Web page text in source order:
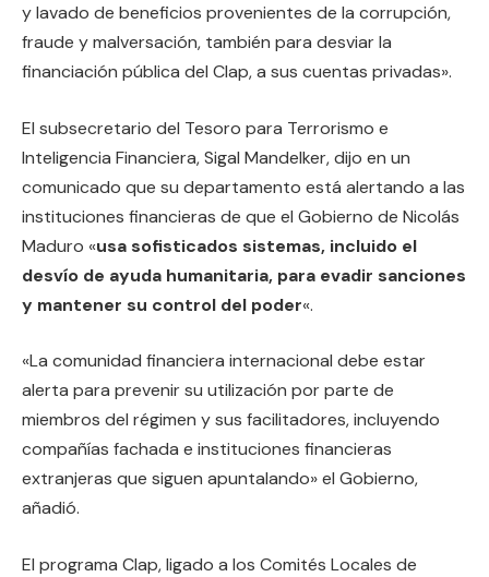
y lavado de beneficios provenientes de la corrupción,
fraude y malversación, también para desviar la
financiación pública del Clap, a sus cuentas privadas».
El subsecretario del Tesoro para Terrorismo e
Inteligencia Financiera, Sigal Mandelker, dijo en un
comunicado que su departamento está alertando a las
instituciones financieras de que el Gobierno de Nicolás
Maduro «usa sofisticados sistemas, incluido el
desvío de ayuda humanitaria, para evadir sanciones
y mantener su control del poder«.
«La comunidad financiera internacional debe estar
alerta para prevenir su utilización por parte de
miembros del régimen y sus facilitadores, incluyendo
compañías fachada e instituciones financieras
extranjeras que siguen apuntalando» el Gobierno,
añadió.
El programa Clap, ligado a los Comités Locales de